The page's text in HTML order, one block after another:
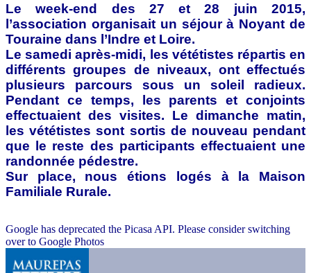
Le week-end des 27 et 28 juin 2015,
l’association organisait un séjour à Noyant de
Touraine dans l’Indre et Loire.
Le samedi après-midi, les vététistes répartis en
différents groupes de niveaux, ont effectués
plusieurs parcours sous un soleil radieux.
Pendant ce temps, les parents et conjoints
effectuaient des visites. Le dimanche matin,
les vététistes sont sortis de nouveau pendant
que le reste des participants effectuaient une
randonnée pédestre.
Sur place, nous étions logés à la Maison
Familiale Rurale.
Google has deprecated the Picasa API. Please consider switching
over to Google Photos